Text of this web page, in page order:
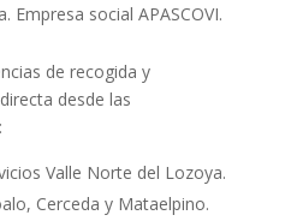
Empresa social APASCOVI.
de recogida y
desde las
Valle Norte del Lozoya.
Cerceda y Mataelpino.